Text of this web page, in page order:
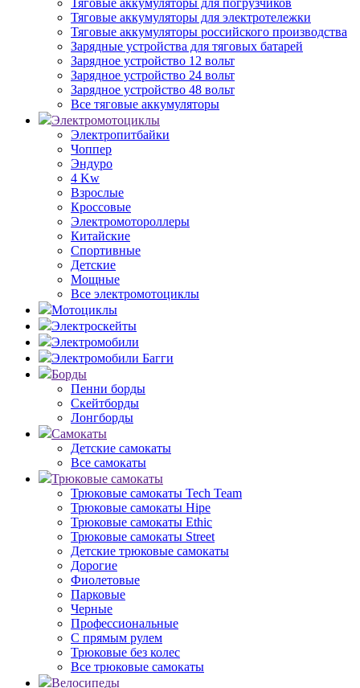
Тяговые аккумуляторы для погрузчиков
Тяговые аккумуляторы для электротележки
Тяговые аккумуляторы российского производства
Зарядные устройства для тяговых батарей
Зарядное устройство 12 вольт
Зарядное устройство 24 вольт
Зарядное устройство 48 вольт
Все тяговые аккумуляторы
Электромотоциклы
Электропитбайки
Чоппер
Эндуро
4 Kw
Взрослые
Кроссовые
Электромотороллеры
Китайские
Спортивные
Детские
Мощные
Все электромотоциклы
Мотоциклы
Электроскейты
Электромобили
Электромобили Багги
Борды
Пенни борды
Скейтборды
Лонгборды
Самокаты
Детские самокаты
Все самокаты
Трюковые самокаты
Трюковые самокаты Tech Team
Трюковые самокаты Hipe
Трюковые самокаты Ethic
Трюковые самокаты Street
Детские трюковые самокаты
Дорогие
Фиолетовые
Парковые
Черные
Профессиональные
С прямым рулем
Трюковые без колес
Все трюковые самокаты
Велосипеды